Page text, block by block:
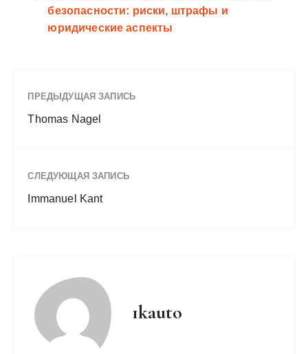
безопасности: риски, штрафы и
юридические аспекты
ПРЕДЫДУЩАЯ ЗАПИСЬ
Thomas Nagel
СЛЕДУЮЩАЯ ЗАПИСЬ
Immanuel Kant
1kauto